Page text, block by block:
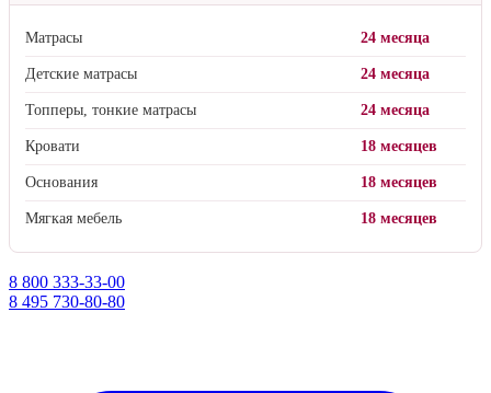
Матрасы 24 месяца
Детские матрасы 24 месяца
Топперы, тонкие матрасы 24 месяца
Кровати 18 месяцев
Основания 18 месяцев
Мягкая мебель 18 месяцев
8 800 333-33-00
8 495 730-80-80